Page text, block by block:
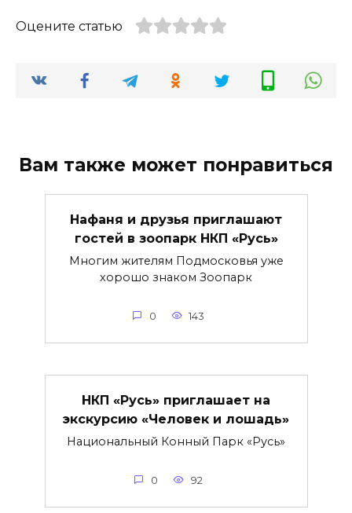
Оцените статью
Вам также может понравиться
Нафаня и друзья приглашают
гостей в зоопарк НКП «Русь»
Многим жителям Подмосковья уже
хорошо знаком Зоопарк
0 143
НКП «Русь» приглашает на
экскурсию «Человек и лошадь»
Национальный Конный Парк «Русь»
0 92